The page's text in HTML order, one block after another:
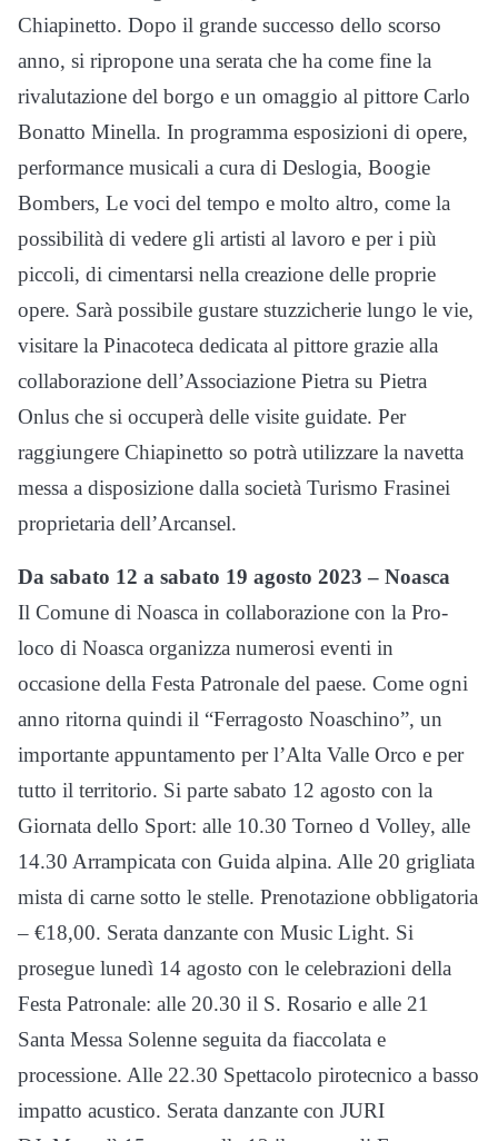
Chiapinetto. Dopo il grande successo dello scorso
anno, si ripropone una serata che ha come fine la
rivalutazione del borgo e un omaggio al pittore Carlo
Bonatto Minella. In programma esposizioni di opere,
performance musicali a cura di Deslogia, Boogie
Bombers, Le voci del tempo e molto altro, come la
possibilità di vedere gli artisti al lavoro e per i più
piccoli, di cimentarsi nella creazione delle proprie
opere. Sarà possibile gustare stuzzicherie lungo le vie,
visitare la Pinacoteca dedicata al pittore grazie alla
collaborazione dell’Associazione Pietra su Pietra
Onlus che si occuperà delle visite guidate. Per
raggiungere Chiapinetto so potrà utilizzare la navetta
messa a disposizione dalla società Turismo Frasinei
proprietaria dell’Arcansel.
Da sabato 12 a sabato 19 agosto 2023 – Noasca
Il Comune di Noasca in collaborazione con la Pro-
loco di Noasca organizza numerosi eventi in
occasione della Festa Patronale del paese. Come ogni
anno ritorna quindi il “Ferragosto Noaschino”, un
importante appuntamento per l’Alta Valle Orco e per
tutto il territorio. Si parte sabato 12 agosto con la
Giornata dello Sport: alle 10.30 Torneo d Volley, alle
14.30 Arrampicata con Guida alpina. Alle 20 grigliata
mista di carne sotto le stelle. Prenotazione obbligatoria
– €18,00. Serata danzante con Music Light. Si
prosegue lunedì 14 agosto con le celebrazioni della
Festa Patronale: alle 20.30 il S. Rosario e alle 21
Santa Messa Solenne seguita da fiaccolata e
processione. Alle 22.30 Spettacolo pirotecnico a basso
impatto acustico. Serata danzante con JURI